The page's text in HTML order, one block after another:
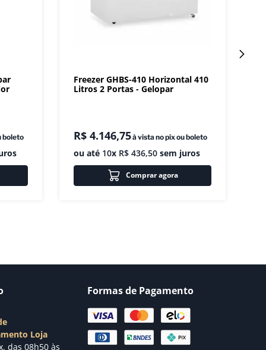
boleto
Freezer GHBS-410 Horizontal 410
Litros 2 Portas - Gelopar
R$ 4.146,75à vista no pix ou boleto
ou até 10x R$ 436,50sem juros
Comprar agora
Loja
das 08h50 às
Formas de Pagamento